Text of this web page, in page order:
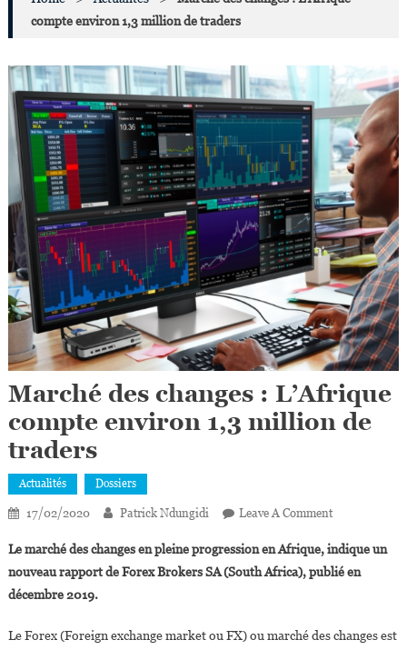
compte environ 1,3 million de traders
Marché des changes : L’Afrique
compte environ 1,3 million de
traders
Actualités Dossiers
17/02/2020 Patrick Ndungidi Leave A CommentOn
Des
Changes :
Environ
Le marché des changes en pleine progression en Afrique, indique un
nouveau rapport de Forex Brokers SA (South Africa), publié en
décembre 2019.
Le Forex (Foreign exchange market ou FX) ou marché des changes est